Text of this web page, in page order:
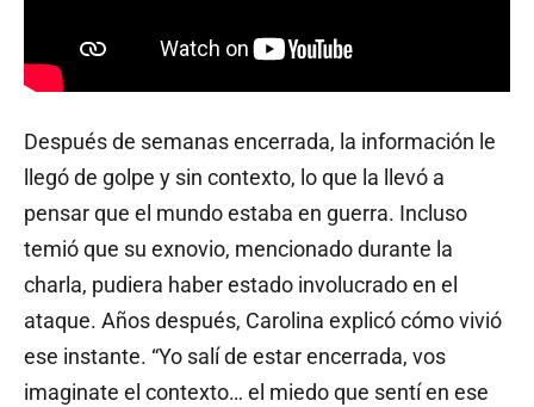
Después de semanas encerrada, la información le
llegó de golpe y sin contexto, lo que la llevó a
pensar que el mundo estaba en guerra. Incluso
temió que su exnovio, mencionado durante la
charla, pudiera haber estado involucrado en el
ataque. Años después, Carolina explicó cómo vivió
ese instante. “Yo salí de estar encerrada, vos
imaginate el contexto… el miedo que sentí en ese